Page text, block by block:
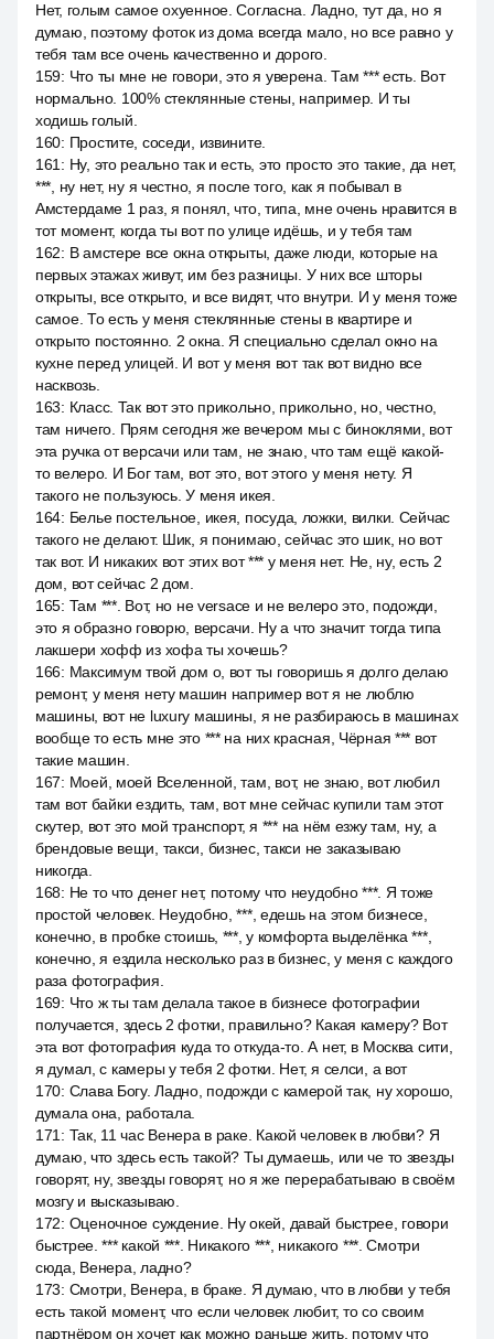
Нет, голым самое охуенное. Согласна. Ладно, тут да, но я
думаю, поэтому фоток из дома всегда мало, но все равно у
тебя там все очень качественно и дорого.
159: Что ты мне не говори, это я уверена. Там *** есть. Вот
нормально. 100% стеклянные стены, например. И ты
ходишь голый.
160: Простите, соседи, извините.
161 : Ну, это реально так и есть, это просто это такие, да нет,
***, ну нет, ну я честно, я после того, как я побывал в
Амстердаме 1 раз, я понял, что, типа, мне очень нравится в
тот момент, когда ты вот по улице идёшь, и у тебя там
162: В амстере все окна открыты, даже люди, которые на
первых этажах живут, им без разницы. У них все шторы
открыты, все открыто, и все видят, что внутри. И у меня тоже
самое. То есть у меня стеклянные стены в квартире и
открыто постоянно. 2 окна. Я специально сделал окно на
кухне перед улицей. И вот у меня вот так вот видно все
насквозь.
163: Класс. Так вот это прикольно, прикольно, но, честно,
там ничего. Прям сегодня же вечером мы с биноклями, вот
эта ручка от версачи или там, не знаю, что там ещё какой-
то велеро. И Бог там, вот это, вот этого у меня нету. Я
такого не пользуюсь. У меня икея.
164: Белье постельное, икея, посуда, ложки, вилки. Сейчас
такого не делают. Шик, я понимаю, сейчас это шик, но вот
так вот. И никаких вот этих вот *** у меня нет. Не, ну, есть 2
дом, вот сейчас 2 дом.
165: Там ***. Вот, но не versace и не велеро это, подожди,
это я образно говорю, версачи. Ну а что значит тогда типа
лакшери хофф из хофа ты хочешь?
166: Максимум твой дом о, вот ты говоришь я долго делаю
ремонт, у меня нету машин например вот я не люблю
машины, вот не luxury машины, я не разбираюсь в машинах
вообще то есть мне это *** на них красная, Чёрная *** вот
такие машин.
167: Моей, моей Вселенной, там, вот, не знаю, вот любил
там вот байки ездить, там, вот мне сейчас купили там этот
скутер, вот это мой транспорт, я *** на нём езжу там, ну, а
брендовые вещи, такси, бизнес, такси не заказываю
никогда.
168: Не то что денег нет, потому что неудобно ***. Я тоже
простой человек. Неудобно, ***, едешь на этом бизнесе,
конечно, в пробке стоишь, ***, у комфорта выделёнка ***,
конечно, я ездила несколько раз в бизнес, у меня с каждого
раза фотография.
169: Что ж ты там делала такое в бизнесе фотографии
получается, здесь 2 фотки, правильно? Какая камеру? Вот
эта вот фотография куда то откуда-то. А нет, в Москва сити,
я думал, с камеры у тебя 2 фотки. Нет, я селси, а вот
170: Слава Богу. Ладно, подожди с камерой так, ну хорошо,
думала она, работала.
171 : Так, 11 час Венера в раке. Какой человек в любви? Я
думаю, что здесь есть такой? Ты думаешь, или че то звезды
говорят, ну, звезды говорят, но я же перерабатываю в своём
мозгу и высказываю.
172: Оценочное суждение. Ну окей, давай быстрее, говори
быстрее. *** какой ***. Никакого ***, никакого ***. Смотри
сюда, Венера, ладно?
173: Смотри, Венера, в браке. Я думаю, что в любви у тебя
есть такой момент, что если человек любит, то со своим
партнёром он хочет как можно раньше жить, потому что